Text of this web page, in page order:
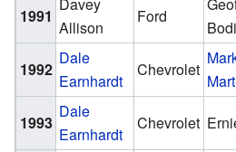
1991
Allison
Ford
1992
Dale
Earnhardt
Chevrolet
1993
Dale
Earnhardt
Chevrolet